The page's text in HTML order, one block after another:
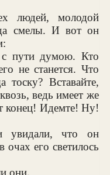
людей, молодой
смелы. И вот он
пути думою. Кто
не станется. Что
Вставайте,
ведь имеет же
конец! Идемте! Ну!
увидали, что он
его светилось
они.